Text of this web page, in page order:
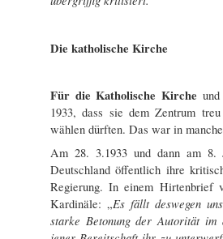
Die katholische Kirche
Für die Katholische Kirche
1933, dass sie dem Zentrum
wählen dürften. Das war in
Am 28. 3.1933 und dann am
Deutschland öffentlich ihre
Regierung. In einem Hirtenbrief
Kardinäle: „Es fällt deswegen
starke Betonung der Autorität im